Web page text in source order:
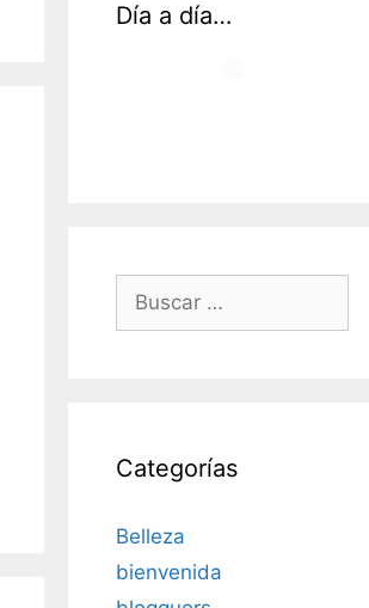
Día a día…
Buscar:
Categorías
Belleza
bienvenida